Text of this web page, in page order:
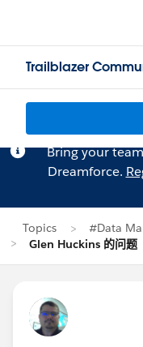
Trailblazer
Bring your
Dreamforce.
Topics
#Data
Glen Huckins 的问题